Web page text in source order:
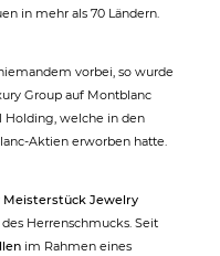
in mehr als 70 Ländern.
vorbei, so wurde
Group auf Montblanc
welche in den
Aktien erworben hatte.
Meisterstück Jewelry
Herrenschmucks. Seit
im Rahmen eines